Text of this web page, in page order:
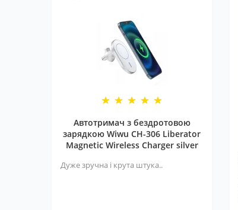
Автотримач з бездротовою
зарядкою Wiwu CH-306 Liberator
Magnetic Wireless Charger silver
Дуже зручна і крута штука..